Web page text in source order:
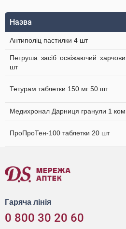
Назва
Антиполіц пастилки 4 шт
Петруша засіб освіжаючий
шт
Тетурам таблетки 150 мг 50 шт
Медихронал Дарниця гранули 1
ПроПроТен-100 таблетки 20 шт
Гаряча лінія
0 800 30 20 60